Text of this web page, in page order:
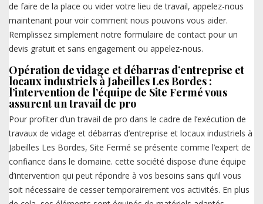
de faire de la place ou vider votre lieu de travail, appelez-nous
maintenant pour voir comment nous pouvons vous aider.
Remplissez simplement notre formulaire de contact pour un
devis gratuit et sans engagement ou appelez-nous.
Opération de vidage et débarras d’entreprise et
locaux industriels à Jabeilles Les Bordes :
l’intervention de l’équipe de Site Fermé vous
assurent un travail de pro
Pour profiter d’un travail de pro dans le cadre de l’exécution de
travaux de vidage et débarras d’entreprise et locaux industriels à
Jabeilles Les Bordes, Site Fermé se présente comme l’expert de
confiance dans le domaine. cette société dispose d’une équipe
d’intervention qui peut répondre à vos besoins sans qu’il vous
soit nécessaire de cesser temporairement vos activités. En plus